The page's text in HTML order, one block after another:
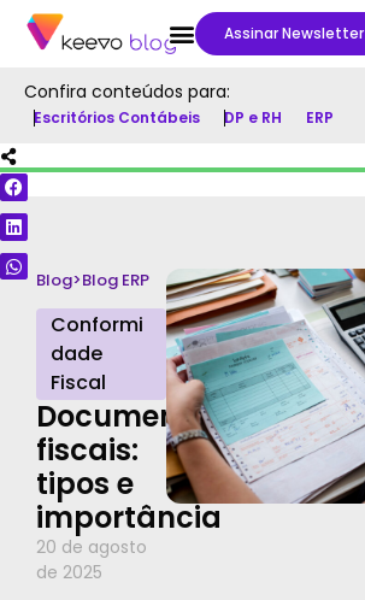
Assinar Newsletter
Confira conteúdos para:
Escritórios Contábeis DP e RH ERP
Blog>Blog ERP
Conformi
dade
Fiscal
Documentos
fiscais:
tipos e
importância
20 de agosto
de 2025